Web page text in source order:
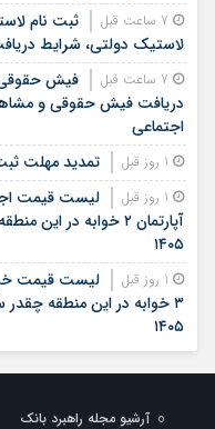
لاستیک دولتی، شرایط
فیش حقوقی
دریافت فیش حقوقی و
اجتماعی
تمدید مهلت
لیست قیمت
آپارتمان ۲ خوابه در
۱۴۰۵
لیست قیمت
۳ خوابه در این منطقه چقدر
۱۴۰۵
نام‌نویسی در آزمون علوم
آرشیو مجله راهبرد بانک